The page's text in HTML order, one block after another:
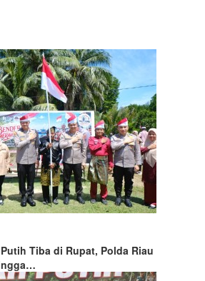
Tiba di Rupat, Polda Riau